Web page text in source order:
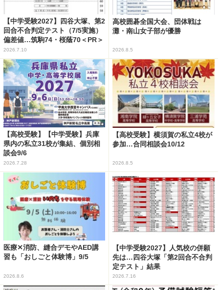
【中学受験2027】四谷大塚、第2
回合不合判定テスト（7/5実施）
偏差値…筑駒74・桜蔭70＜PR＞
2026.7.10
高校囲碁全国大会、団体戦は
灘・南山女子部が優勝
2026.8.5
【高校受験】【中学受験】兵庫
県内の私立31校が集結、個別相
談会9/6
2026.7.28
【高校受験】横須賀の私立4校が
参加…合同相談会10/12
2026.8.5
医療✕消防、縫合デモやAED講
習も「おしごと体験博」9/5
2026.8.6
【中学受験2027】人気校の併願
先は…四谷大塚「第2回合不合判
定テスト」結果
2026.7.16